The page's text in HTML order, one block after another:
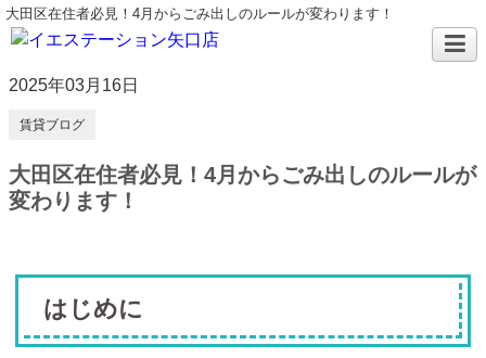
大田区在住者必見！4月からごみ出しのルールが変わります！
2025年03月16日
賃貸ブログ
大田区在住者必見！4月からごみ出しのルールが
変わります！
はじめに